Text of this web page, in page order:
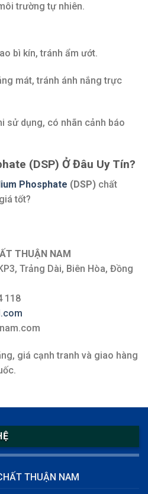
trường tự nhiên.
bì kín, tránh ẩm ướt.
mát, tránh ánh nắng trực
sử dụng, có nhãn cảnh báo
(DSP) Ở Đâu Uy Tín?
Phosphate (DSP) chất
tốt?
THUẬN NAM
Trảng Dài, Biên Hòa, Đồng
118
giá cạnh tranh và giao hàng
THUẬN NAM